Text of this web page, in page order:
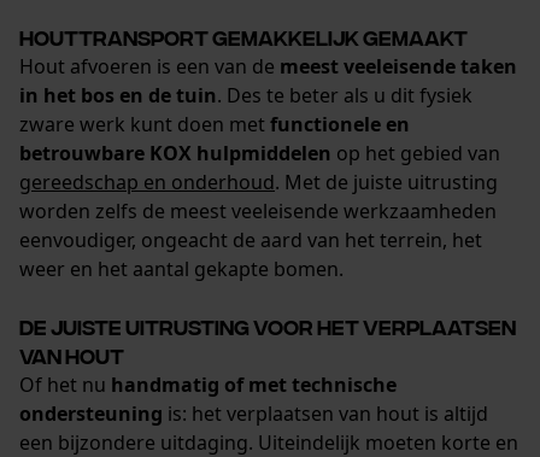
Houttransport gemakkelijk gemaakt
Hout afvoeren is een van de meest veeleisende taken
in het bos en de tuin. Des te beter als u dit fysiek
zware werk kunt doen met functionele en
betrouwbare KOX hulpmiddelen op het gebied van
gereedschap en onderhoud. Met de juiste uitrusting
worden zelfs de meest veeleisende werkzaamheden
eenvoudiger, ongeacht de aard van het terrein, het
weer en het aantal gekapte bomen.
De juiste uitrusting voor het verplaatsen
van hout
Of het nu handmatig of met technische
ondersteuning is: het verplaatsen van hout is altijd
een bijzondere uitdaging. Uiteindelijk moeten korte en